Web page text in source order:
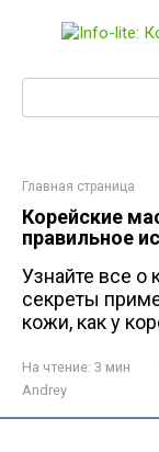
Главная страница
Корейские
правильное
Узнайте все о
секреты
кожи, как у
На чтение: 3 мин
Andrey